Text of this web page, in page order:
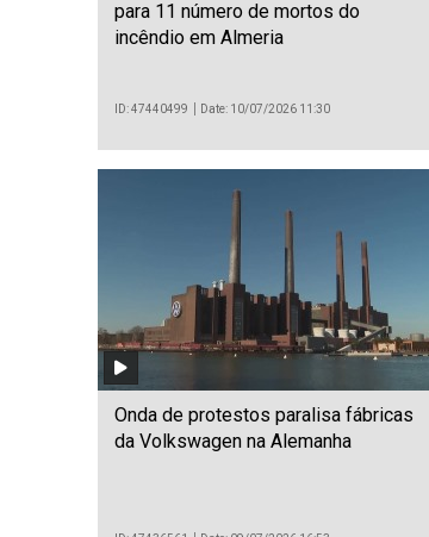
para 11 número de mortos do
incêndio em Almeria
ID: 47440499 Date: 10/07/2026 11:30
Onda de protestos paralisa fábricas
da Volkswagen na Alemanha